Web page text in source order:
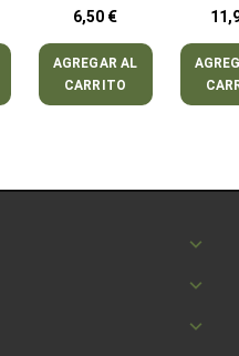
6,50 €
AGREGAR AL
CARRITO